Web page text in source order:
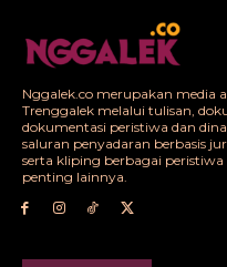
Nggalek.co merupakan media
Trenggalek melalui tulisan,
dokumentasi peristiwa dan
saluran penyadaran berbasis
serta kliping berbagai
penting lainnya.